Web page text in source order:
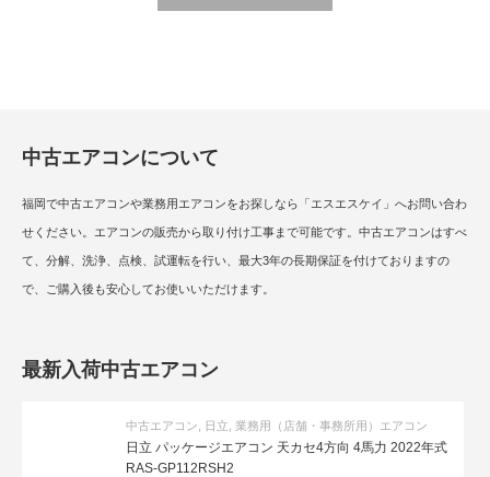
中古エアコンについて
福岡で中古エアコンや業務用エアコンをお探しなら「エスエスケイ」へお問い合わ
せください。エアコンの販売から取り付け工事まで可能です。中古エアコンはすべ
て、分解、洗浄、点検、試運転を行い、最大3年の長期保証を付けておりますの
で、ご購入後も安心してお使いいただけます。
最新入荷中古エアコン
中古エアコン 日立 業務用（店舗・事務所用）エアコン
日立 パッケージエアコン 天カセ4方向 4馬力 2022年式
RAS-GP112RSH2